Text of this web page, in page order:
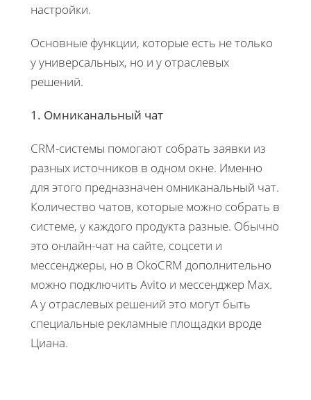
настройки.
Основные функции, которые есть не только
у универсальных, но и у отраслевых
решений.
1. Омниканальный чат
CRM-системы помогают собрать заявки из
разных источников в одном окне. Именно
для этого предназначен омниканальный чат.
Количество чатов, которые можно собрать в
системе, у каждого продукта разные. Обычно
это онлайн-чат на сайте, соцсети и
мессенджеры, но в OkoCRM дополнительно
можно подключить Avito и мессенджер Max.
А у отраслевых решений это могут быть
специальные рекламные площадки вроде
Циана.